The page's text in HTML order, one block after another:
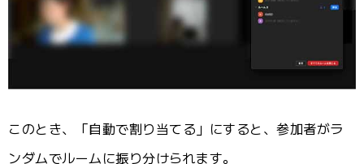
このとき、「自動で割り当てる」にすると、参加者がラ
ンダムでルームに振り分けられます。